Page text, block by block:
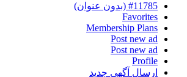
#11785 (بدون عنوان)
Favorites
Membership Plans
Post new ad
Post new ad
Profile
ارسال آگهی جدید